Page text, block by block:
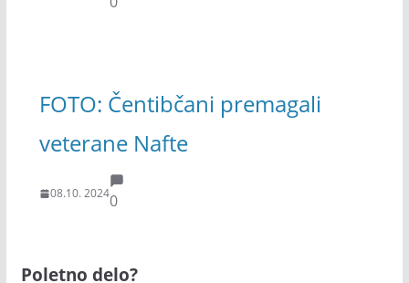
FOTO: Čentibčani premagali
veterane Nafte
08.10. 20240
Poletno delo?